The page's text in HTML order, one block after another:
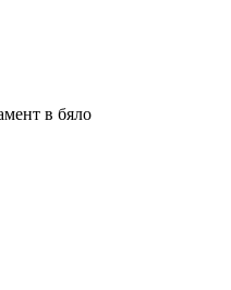
в бяло